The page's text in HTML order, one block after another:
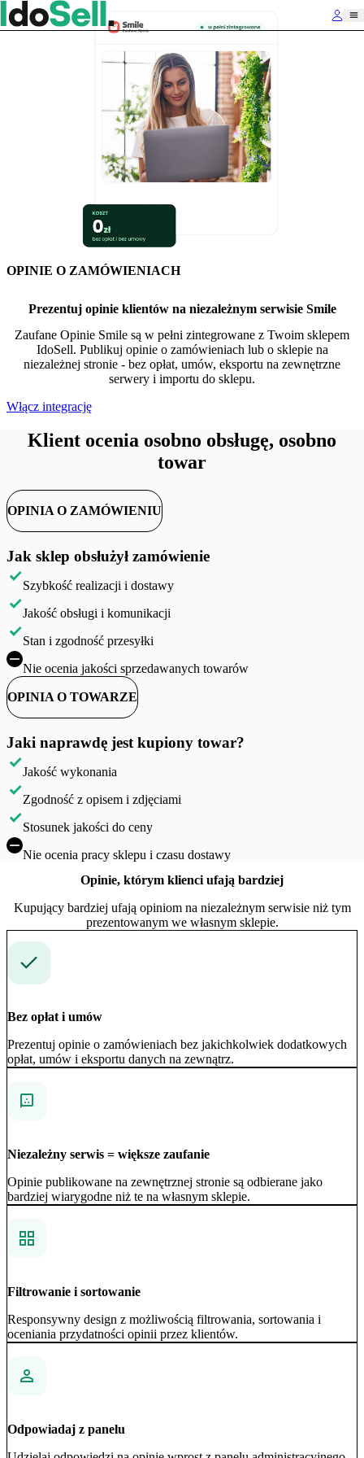
OPINIE O ZAMÓWIENIACH
Prezentuj opinie klientów na niezależnym serwisie Smile
Zaufane Opinie Smile są w pełni zintegrowane z Twoim sklepem
IdoSell. Publikuj opinie o zamówieniach lub o sklepie na
niezależnej stronie - bez opłat, umów, eksportu na zewnętrzne
serwery i importu do sklepu.
Włącz integrację
Klient ocenia osobno obsługę, osobno
towar
OPINIA O ZAMÓWIENIU
Jak sklep obsłużył zamówienie
Szybkość realizacji i dostawy
Jakość obsługi i komunikacji
Stan i zgodność przesyłki
Nie ocenia jakości sprzedawanych towarów
OPINIA O TOWARZE
Jaki naprawdę jest kupiony towar?
Jakość wykonania
Zgodność z opisem i zdjęciami
Stosunek jakości do ceny
Nie ocenia pracy sklepu i czasu dostawy
Opinie, którym klienci ufają bardziej
Kupujący bardziej ufają opiniom na niezależnym serwisie niż tym
prezentowanym we własnym sklepie.
Bez opłat i umów
Prezentuj opinie o zamówieniach bez jakichkolwiek dodatkowych
opłat, umów i eksportu danych na zewnątrz.
Niezależny serwis = większe zaufanie
Opinie publikowane na zewnętrznej stronie są odbierane jako
bardziej wiarygodne niż te na własnym sklepie.
Filtrowanie i sortowanie
Responsywny design z możliwością filtrowania, sortowania i
oceniania przydatności opinii przez klientów.
Odpowiadaj z panelu